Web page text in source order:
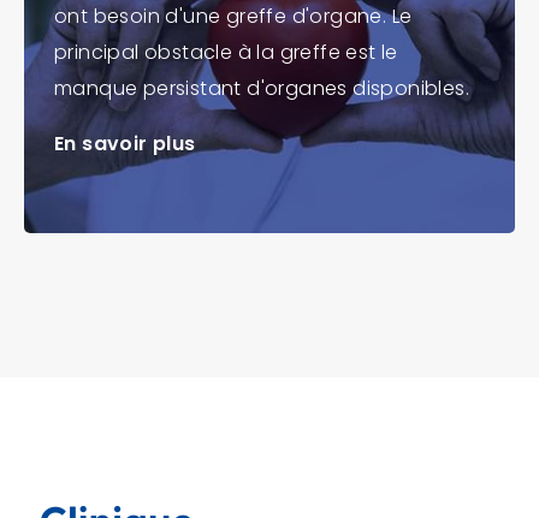
ont besoin d'une greffe d'organe. Le
principal obstacle à la greffe est le
manque persistant d'organes disponibles.
En savoir plus